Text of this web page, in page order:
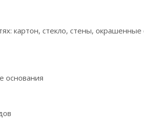
картон, стекло, стены,
основания